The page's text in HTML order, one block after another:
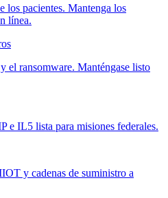
los pacientes. Mantenga los
línea.
el ransomware. Manténgase listo
e IL5 lista para misiones federales.
y cadenas de suministro a